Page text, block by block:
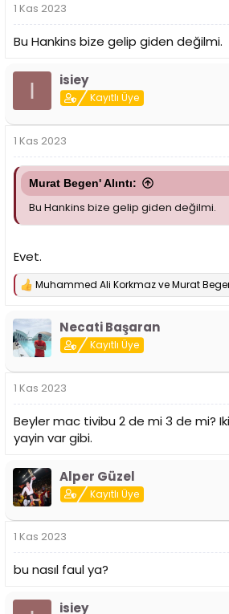
:
1 Kas 2023
Bu Hankins bize gelip giden değilmi.
I isiey
Kayıtlı Üye
1 Kas 2023
Murat Begen' Alıntı:
Bu Hankins bize gelip giden değilmi.
Evet.
T
p
k
i
l
:
Muhammed Ali KorkmazveMurat
Necati Başaran
Kayıtlı Üye
1 Kas 2023
Beyler mac tivibu 2 de mi 3 de mi?
yayin var gibi.
Alper Güzel
Kayıtlı Üye
1 Kas 2023
bu nasıl faul ya?
isiey